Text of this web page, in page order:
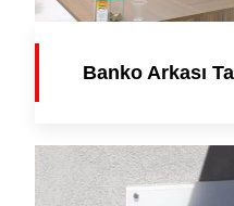
Banko Arkası